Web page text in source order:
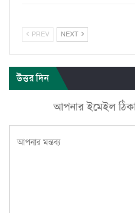
PREV NEXT
উত্তর দিন
আপনার ইমেইল